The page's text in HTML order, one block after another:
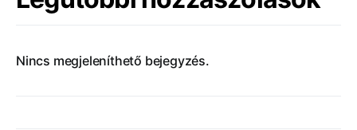
Nincs megjeleníthető bejegyzés.